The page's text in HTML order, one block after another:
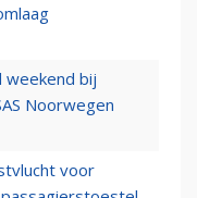
weekend bij
Noorwegen
voor